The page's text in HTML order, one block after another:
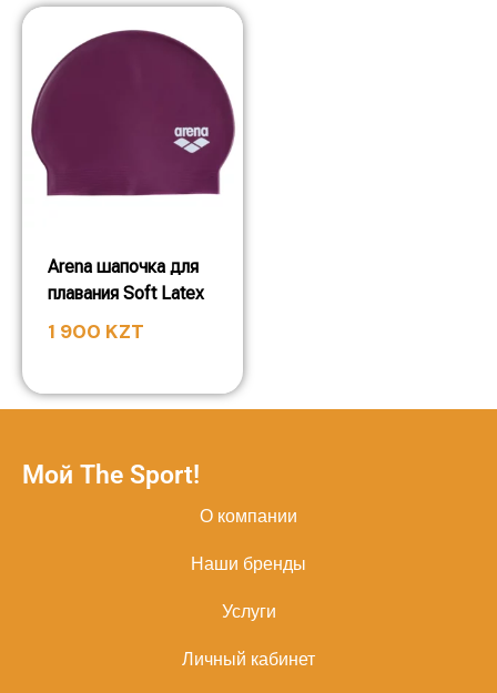
Arena шапочка для
плавания Soft Latex
1 900 KZT
Мой The Sport!
О компании
Наши бренды
Услуги
Личный кабинет